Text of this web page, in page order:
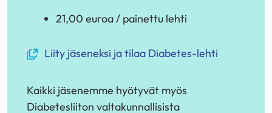
21,00 euroa / painettu lehti
Liity jäseneksi ja tilaa Diabetes-lehti
(avautuu
ikkunaan,
siirryt
Kaikki jäsenemme hyötyvät myös
Diabetesliiton valtakunnallisista